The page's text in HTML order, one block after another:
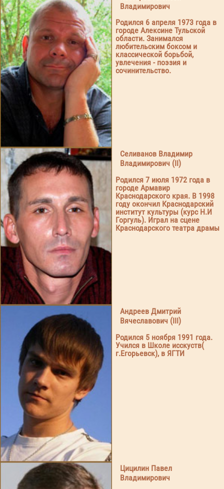
Владимирович
Родился 6 апреля 1973 года в
городе Алексине Тульской
области. Занимался
любительским боксом и
классической борьбой,
увлечения - поэзия и
сочинительство.
Селиванов Владимир
Владимирович (II)
Родился 7 июля 1972 года в
городе Армавир
Краснодарского края. В 1998
году окончил Краснодарский
институт культуры (курс Н.И
Горгуль). Играл на сцене
Краснодарского театра драмы
Андреев Дмитрий
Вячеславович (III)
Родился 5 ноября 1991 года.
Учился в Школе исскуств(
г.Егорьевск), в ЯГТИ
Цицилин Павел
Владимирович